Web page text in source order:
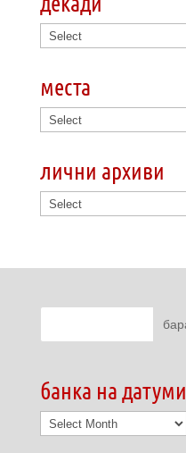
места
лични архиви
банка на датуми
банка
на